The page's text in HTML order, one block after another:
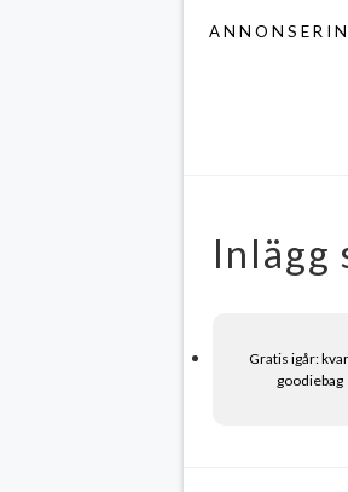
Inlägg
Gratis igår:
goodiebag